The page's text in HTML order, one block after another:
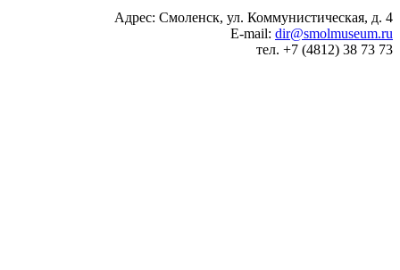
Адрес: Смоленск, ул. Коммунистическая, д. 4
E-mail: dir@smolmuseum.ru
тел. +7 (4812) 38 73 73